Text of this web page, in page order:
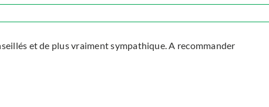
et de plus vraiment sympathique. A recommander